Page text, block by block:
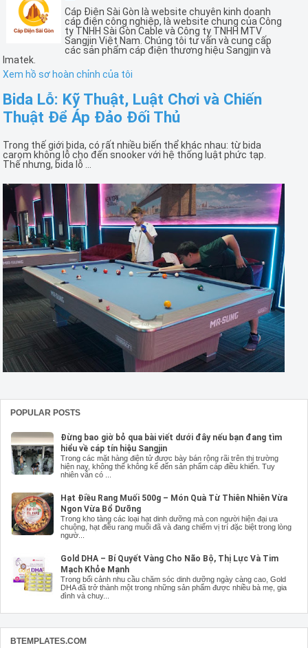
Cáp Điện Sài Gòn là website chuyên kinh doanh
cáp điện công nghiệp, là website chung của Công
ty TNHH Sài Gòn Cable và Công ty TNHH MTV
Sangjin Việt Nam. Chúng tôi tư vấn và cung cấp
các sản phẩm cáp điện thương hiệu Sangjin và
Imatek.
Xem hồ sơ hoàn chỉnh của tôi
Bida Lỗ: Kỹ Thuật, Luật Chơi và Chiến
Thuật Để Áp Đảo Đối Thủ
Trong thế giới bida, có rất nhiều biến thể khác nhau: từ bida
carom không lỗ cho đến snooker với hệ thống luật phức tạp.
Thế nhưng, bida lỗ ...
POPULAR POSTS
Đừng bao giờ bỏ qua bài viết dưới đây nếu bạn đang tìm
hiểu về cáp tín hiệu Sangjin
Trong các mặt hàng điện tử được bày bán rộng rãi trên thị trường
hiện nay, không thể không kể đến sản phẩm cáp điều khiển. Tuy
nhiên vẫn có ...
Hạt Điều Rang Muối 500g – Món Quà Từ Thiên Nhiên Vừa
Ngon Vừa Bổ Dưỡng
Trong kho tàng các loại hạt dinh dưỡng mà con người hiện đại ưa
chuộng, hạt điều rang muối đã và đang chiếm vị trí đặc biệt trong lòng
ngườ...
Gold DHA – Bí Quyết Vàng Cho Não Bộ, Thị Lực Và Tim
Mạch Khỏe Mạnh
Trong bối cảnh nhu cầu chăm sóc dinh dưỡng ngày càng cao, Gold
DHA đã trở thành một trong những sản phẩm được nhiều bà mẹ, gia
đình và chuy...
BTEMPLATES.COM